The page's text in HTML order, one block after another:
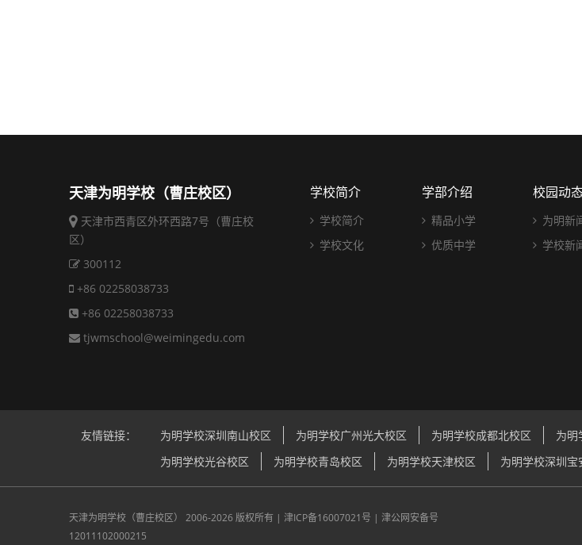
天津为明学校（曹庄校区）
天津市西青区外环西路7号（曹庄校
区）
300112
+86 02258038733
+86 02258038733
tjwmschool@weimingedu.com
学校简介
学校简介
学校文化
学部介绍
精品小学
优质中学
校园动
为明新
学校新
友情链接： 为明学校深圳南山校区 为明学校广州光大校区 为明学校成都北校区 为明
为明学校光谷校区
为明学校青岛校区 为明学校天津校区 为明学校深圳宝
天津为明学校（曹庄校区） 2006-2026 版权所有 | 津ICP备16007021号 | 津公网安备号
12011102000215